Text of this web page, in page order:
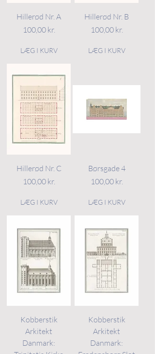
Hillerød Nr. A
Pris
100,00 kr.
LÆG I KURV
Hillerød Nr. B
Pris
100,00 kr.
LÆG I KURV
Hillerød Nr. C
Pris
100,00 kr.
LÆG I KURV
Børsgade 4
Pris
100,00 kr.
LÆG I KURV
Kobberstik
Arkitekt
Danmark:
Kobberstik
Arkitekt
Danmark: